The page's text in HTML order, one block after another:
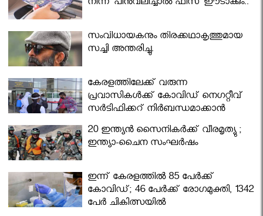
നിന്ന് പിൻവലിച്ചാൽ ഫീസ് ഈടാക്കും..
സംവിധായകനും തിരക്കഥാകൃത്തുമായ
സച്ചി അന്തരിച്ചു.
കേരളത്തിലേക്ക് വരുന്ന
പ്രവാസികള്‍ക്ക് കോവിഡ് നെഗറ്റീവ്
സര്‍ട്ടിഫിക്കറ്റ് നിർബന്ധമാക്കാൻ
മന്ത്രിസഭ
20 ഇന്ത്യൻ സൈനികർക്ക് വീരമൃത്യു ;
ഇന്ത്യാ-ചൈന സംഘർഷം
ഇന്ന് കേരളത്തിൽ 85 പേർക്ക്
കോവിഡ്; 46 പേർക്ക് രോഗമുക്തി, 1342
പേർ ചികിത്സയിൽ